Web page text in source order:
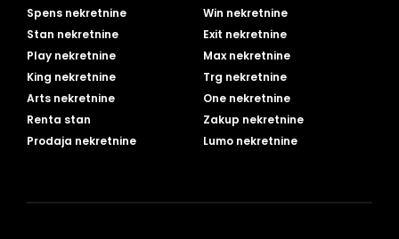
Spens nekretnine
Win nekretnine
Stan nekretnine
Exit nekretnine
Play nekretnine
Max nekretnine
King nekretnine
Trg nekretnine
Arts nekretnine
One nekretnine
Renta stan
Zakup nekretnine
Prodaja nekretnine
Lumo nekretnine